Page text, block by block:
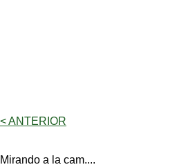
< ANTERIOR
Mirando a la cam....